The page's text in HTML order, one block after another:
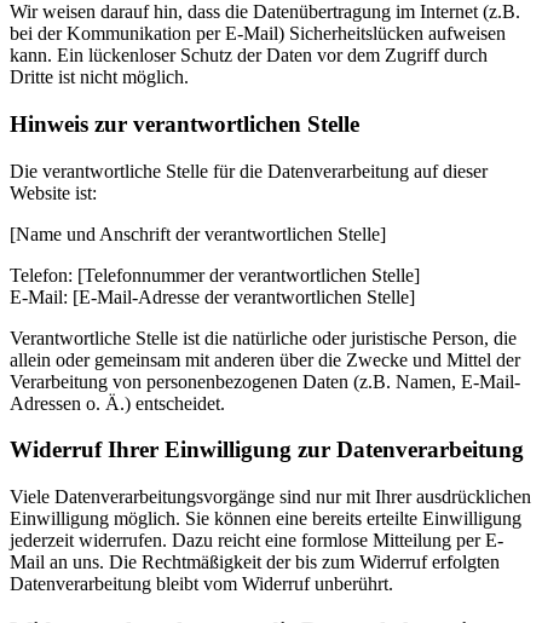
Wir weisen darauf hin, dass die Datenübertragung im Internet (z.B.
bei der Kommunikation per E-Mail) Sicherheitslücken aufweisen
kann. Ein lückenloser Schutz der Daten vor dem Zugriff durch
Dritte ist nicht möglich.
Hinweis zur verantwortlichen Stelle
Die verantwortliche Stelle für die Datenverarbeitung auf dieser
Website ist:
[Name und Anschrift der verantwortlichen Stelle]
Telefon: [Telefonnummer der verantwortlichen Stelle]
E-Mail: [E-Mail-Adresse der verantwortlichen Stelle]
Verantwortliche Stelle ist die natürliche oder juristische Person, die
allein oder gemeinsam mit anderen über die Zwecke und Mittel der
Verarbeitung von personenbezogenen Daten (z.B. Namen, E-Mail-
Adressen o. Ä.) entscheidet.
Widerruf Ihrer Einwilligung zur Datenverarbeitung
Viele Datenverarbeitungsvorgänge sind nur mit Ihrer ausdrücklichen
Einwilligung möglich. Sie können eine bereits erteilte Einwilligung
jederzeit widerrufen. Dazu reicht eine formlose Mitteilung per E-
Mail an uns. Die Rechtmäßigkeit der bis zum Widerruf erfolgten
Datenverarbeitung bleibt vom Widerruf unberührt.